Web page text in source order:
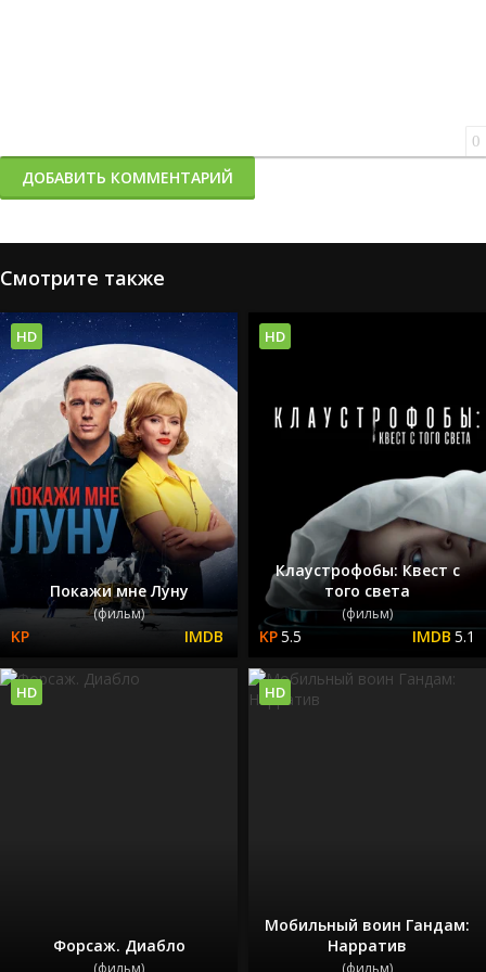
0
ДОБАВИТЬ КОММЕНТАРИЙ
Смотрите также
Покажи мне Луну
(фильм)
HD
Клаустрофобы: Квест с
того света
(фильм)
5.5 5.1
HD
Форсаж. Диабло
(фильм)
HD
Мобильный воин Гандам:
Нарратив
(фильм)
HD